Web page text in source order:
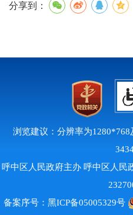
分享到：
浏览建议：分辨率为
呼中区人民政府主办 呼中区人民
备案序号： 黑ICP备05005329号